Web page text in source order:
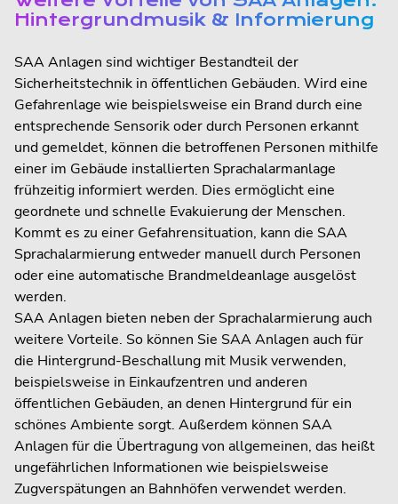
Hintergrundmusik & Informierung
SAA Anlagen sind wichtiger Bestandteil der
Sicherheitstechnik in öffentlichen Gebäuden. Wird eine
Gefahrenlage wie beispielsweise ein Brand durch eine
entsprechende Sensorik oder durch Personen erkannt
und gemeldet, können die betroffenen Personen mithilfe
einer im Gebäude installierten Sprachalarmanlage
frühzeitig informiert werden. Dies ermöglicht eine
geordnete und schnelle Evakuierung der Menschen.
Kommt es zu einer Gefahrensituation, kann die SAA
Sprachalarmierung entweder manuell durch Personen
oder eine automatische Brandmeldeanlage ausgelöst
werden.
SAA Anlagen bieten neben der Sprachalarmierung auch
weitere Vorteile. So können Sie SAA Anlagen auch für
die Hintergrund-Beschallung mit Musik verwenden,
beispielsweise in Einkaufzentren und anderen
öffentlichen Gebäuden, an denen Hintergrund für ein
schönes Ambiente sorgt. Außerdem können SAA
Anlagen für die Übertragung von allgemeinen, das heißt
ungefährlichen Informationen wie beispielsweise
Zugverspätungen an Bahnhöfen verwendet werden.